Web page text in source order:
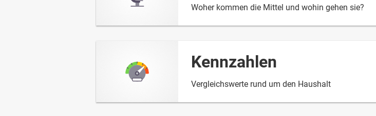
Woher kommen die Mittel und wohin gehen sie?
Kennzahlen
Vergleichswerte rund um den Haushalt